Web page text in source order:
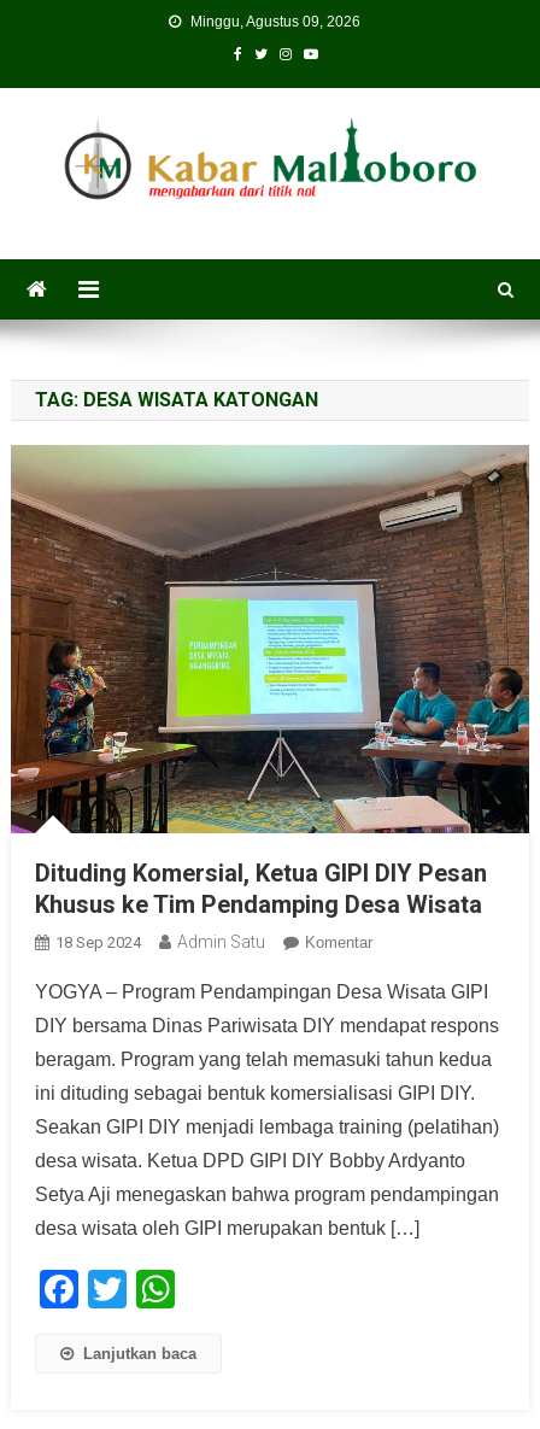
Minggu, Agustus 09, 2026
TAG: DESA WISATA KATONGAN
Dituding Komersial, Ketua GIPI DIY Pesan
Khusus ke Tim Pendamping Desa Wisata
18 Sep 2024 Admin Satu Komentar
YOGYA – Program Pendampingan Desa Wisata GIPI
DIY bersama Dinas Pariwisata DIY mendapat respons
beragam. Program yang telah memasuki tahun kedua
ini dituding sebagai bentuk komersialisasi GIPI DIY.
Seakan GIPI DIY menjadi lembaga training (pelatihan)
desa wisata. Ketua DPD GIPI DIY Bobby Ardyanto
Setya Aji menegaskan bahwa program pendampingan
desa wisata oleh GIPI merupakan bentuk […]
Facebook
Twitter
Lanjutkan baca